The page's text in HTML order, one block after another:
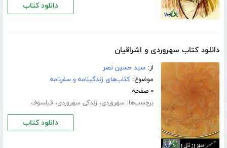
دانلود کتاب
دانلود کتاب سهروردی و اشراقیان
از:سید حسین نصر
موضوع:کتاب‌های زندگینامه و سفرنامه
۰ صفحه
برچسب‌ها: سهروردی، زندگی سهروردی، فیلسوف
دانلود کتاب